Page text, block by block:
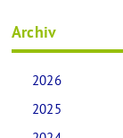
Archiv
2026
2025